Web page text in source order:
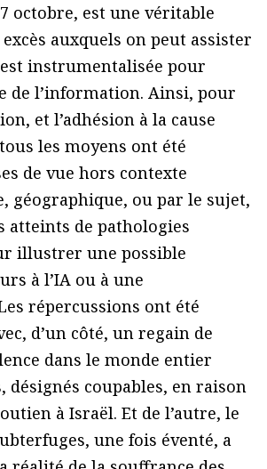
octobre, est une véritable
auxquels on peut assister
instrumentalisée pour
de l’information. Ainsi, pour
et l’adhésion à la cause
les moyens ont été
de vue hors contexte
géographique, ou par le sujet,
atteints de pathologies
illustrer une possible
à l’IA ou à une
répercussions ont été
d’un côté, un regain de
dans le monde entier
désignés coupables, en raison
à Israël. Et de l’autre, le
une fois éventé, a